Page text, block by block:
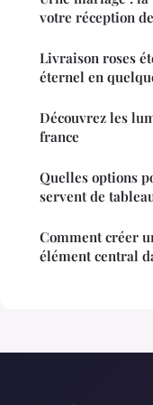
votre réception
Livraison roses
éternel en
Découvrez les
france
Quelles options
servent de
Comment créer
élément central